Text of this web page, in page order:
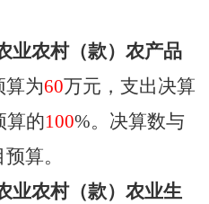
业农村（款）农产品
算为60万元，支出决算
算的100%。决算数与
算。
业农村（款） 农业生